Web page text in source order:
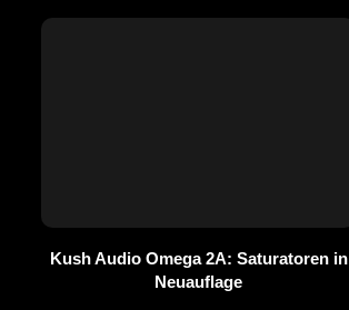
Kush Audio Omega 2A: Saturatoren in
Neuauflage